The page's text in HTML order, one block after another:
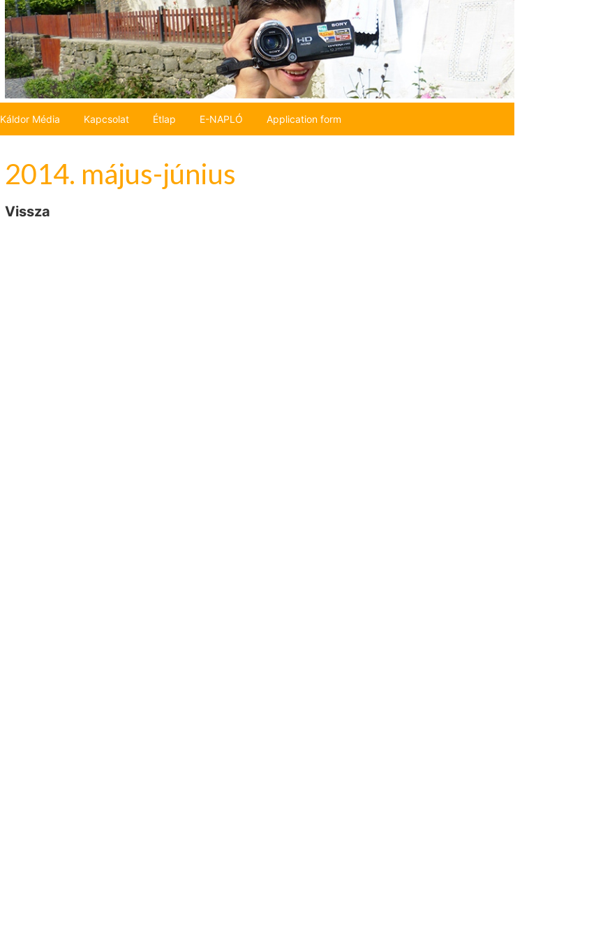
Káldor Média Kapcsolat Étlap E-NAPLÓ Application form
2014. május-június
Vissza